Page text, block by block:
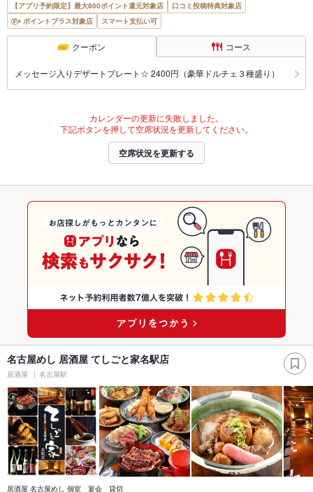
【アプリ予約限定】最大800ポイント還元対象店
口コミ投稿特典対象店
ポイントプラス対象店
スマート支払い可
クーポン コース
メッセージ入りデザートプレート☆ 2400円（豪華ドルチェ３種盛り）
カレンダーの更新に失敗しました。
下記ボタンを押して空席状況を更新してください。
空席状況を更新する
名古屋めし 居酒屋 てしごと家名駅店
居酒屋 名古屋駅
居酒屋 名古屋めし 個室 宴会 貸切